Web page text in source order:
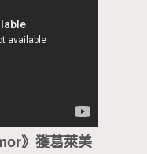
》獲葛萊美